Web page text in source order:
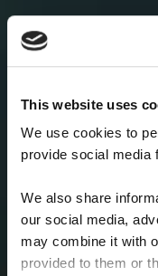
This website uses
We use cookies to
provide social media
We also share
our social media,
may combine it with
provided to them or